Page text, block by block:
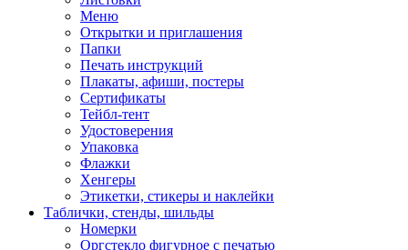
Меню
Открытки и приглашения
Папки
Печать инструкций
Плакаты, афиши, постеры
Сертификаты
Тейбл-тент
Удостоверения
Упаковка
Флажки
Хенгеры
Этикетки, стикеры и наклейки
Таблички, стенды, шильды
Номерки
Оргстекло фигурное с печатью